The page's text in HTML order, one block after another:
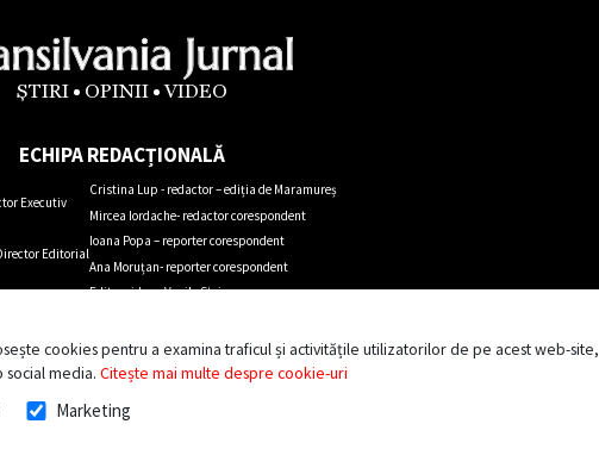
ȘTIRI OPINII VIDEO
ECHIPA REDACȚIONALĂ
Executiv
Editorial
Cristina Lup - redactor – ediția de Maramureș
Mircea Iordache- redactor corespondent
Ioana Popa – reporter corespondent
Ana Moruțan- reporter corespondent
Editor video – Vasile Stejerean
facebook.com/TransilvaniaJurnal.ro
Bistrița, str. Decebal, nr. 21 Adresa redacției: Bistrița, str. Petru Rareș, nr. 7A
rezervate © TransilvaniaJurnal.ro
cookies pentru a examina traficul și activitățile utilizatorilor de pe acest web-site,
media. Citește mai multe despre cookie-uri
Marketing